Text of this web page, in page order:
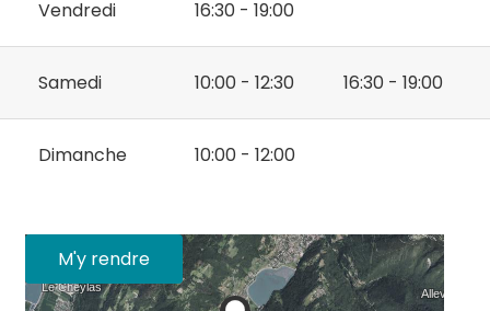
Vendredi 16:30 - 19:00
Samedi 10:00 - 12:30 16:30 - 19:00
Dimanche 10:00 - 12:00
M'y rendre